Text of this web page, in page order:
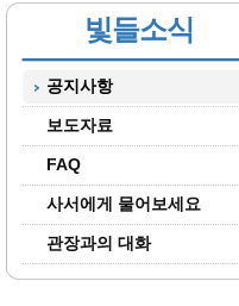
빛들소식
공지사항
보도자료
FAQ
사서에게 물어보세요
관장과의 대화